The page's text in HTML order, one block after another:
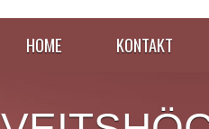
HOME KONTAKT